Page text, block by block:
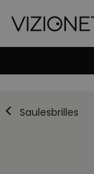
Saulesbrilles